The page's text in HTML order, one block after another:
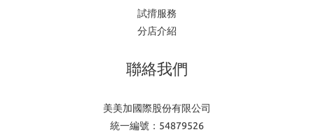
試揹服務
分店介紹
聯絡我們
美美加國際股份有限公司
統一編號：54879526